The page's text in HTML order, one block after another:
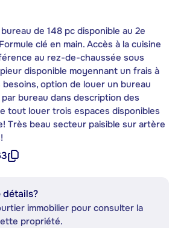
de 148 pc disponible au 2e
clé en main. Accès à la cuisine
au rez-de-chaussée sous
disponible moyennant un frais à
besoins, option de louer un bureau
bureau dans description des
tout louer trois espaces disponibles
Très beau secteur paisible sur artère
détails?
immobilier pour consulter la
propriété.